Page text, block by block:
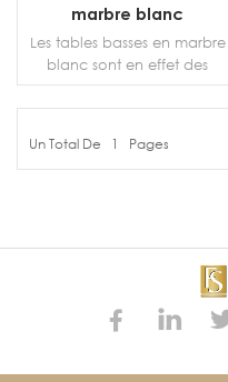
marbre blanc
Les tables basses en marbre
blanc sont en effet des
produits d'exception qui
apportent élégance et
de vie. La couleur blanche
immaculée du marbre
pour ceux qui apprécient la
beauté intemporelle de leur
décoration intérieure.
PLUS DE DÉTAILS
Un Total De 1 Pages